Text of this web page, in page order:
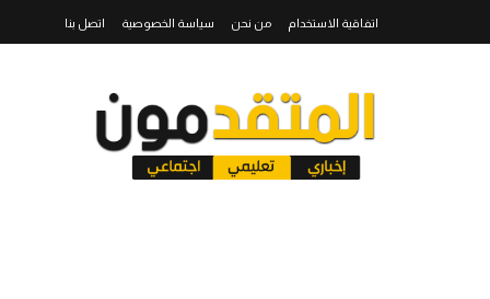
اتفاقية الاستخدام من نحن سياسة الخصوصية اتصل بنا